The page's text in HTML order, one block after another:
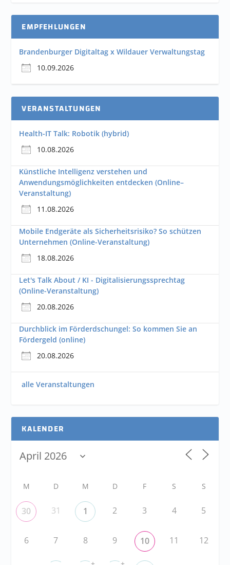
EMPFEHLUNGEN
Brandenburger Digitaltag x Wildauer Verwaltungstag
10.09.2026
VERANSTALTUNGEN
Health-IT Talk: Robotik (hybrid)
10.08.2026
Künstliche Intelligenz verstehen und
Anwendungsmöglichkeiten entdecken (Online–
Veranstaltung)
11.08.2026
Mobile Endgeräte als Sicherheitsrisiko? So schützen
Unternehmen (Online-Veranstaltung)
18.08.2026
Let's Talk About / KI - Digitalisierungssprechtag
(Online-Veranstaltung)
20.08.2026
Durchblick im Förderdschungel: So kommen Sie an
Fördergeld (online)
20.08.2026
alle Veranstaltungen
KALENDER
M D M D F S S
30 31 1 2 3 4 5
6 7 8 9 10 11 12